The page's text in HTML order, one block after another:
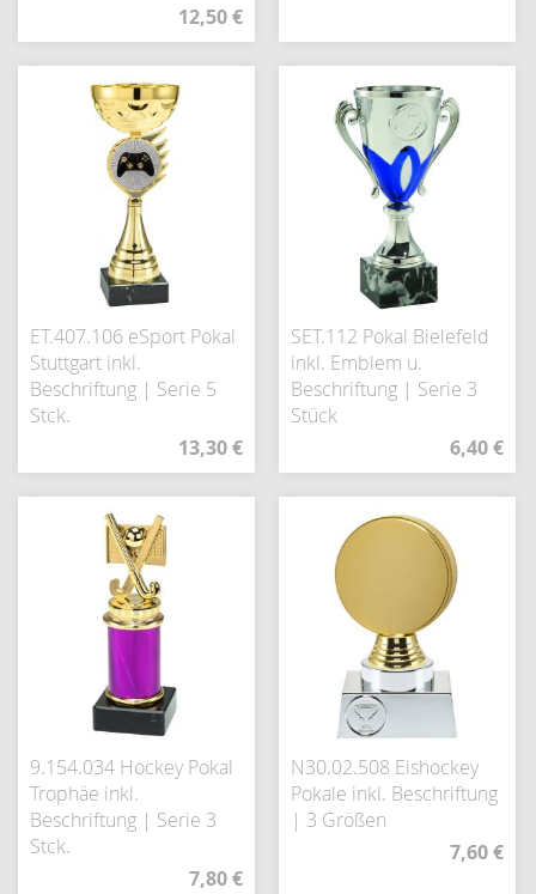
12,50 €
ET.407.106 eSport Pokal
Stuttgart inkl.
Beschriftung | Serie 5
Stck.
13,30 €
SET.112 Pokal Bielefeld
inkl. Emblem u.
Beschriftung | Serie 3
Stück
6,40 €
9.154.034 Hockey Pokal
Trophäe inkl.
Beschriftung | Serie 3
Stck.
7,80 €
N30.02.508 Eishockey
Pokale inkl. Beschriftung
| 3 Größen
7,60 €